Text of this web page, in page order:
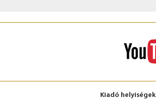
Kiadó helyiségek